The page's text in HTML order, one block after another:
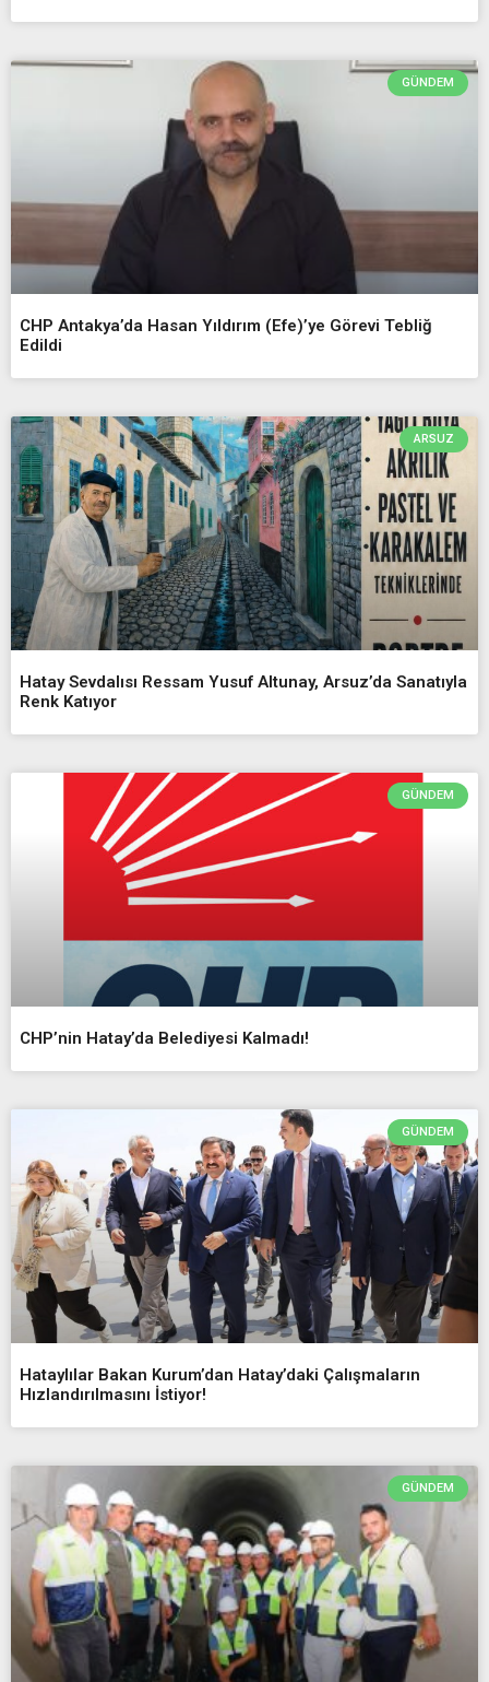
GÜNDEM
CHP Antakya’da Hasan Yıldırım (Efe)’ye Görevi Tebliğ
Edildi
ARSUZ
Hatay Sevdalısı Ressam Yusuf Altunay, Arsuz’da Sanatıyla
Renk Katıyor
GÜNDEM
CHP’nin Hatay’da Belediyesi Kalmadı!
GÜNDEM
Hataylılar Bakan Kurum’dan Hatay’daki Çalışmaların
Hızlandırılmasını İstiyor!
GÜNDEM